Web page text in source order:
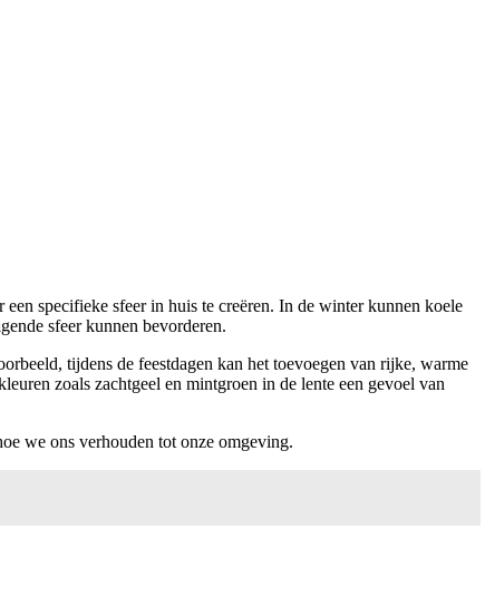
specifieke sfeer in huis te creëren. In de winter kunnen koele
sfeer kunnen bevorderen.
tijdens de feestdagen kan het toevoegen van rijke, warme
zoals zachtgeel en mintgroen in de lente een gevoel van
we ons verhouden tot onze omgeving.